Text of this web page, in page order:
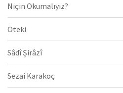
Niçin Okumalıyız?
Öteki
Sâdî Şirâzî
Sezai Karakoç